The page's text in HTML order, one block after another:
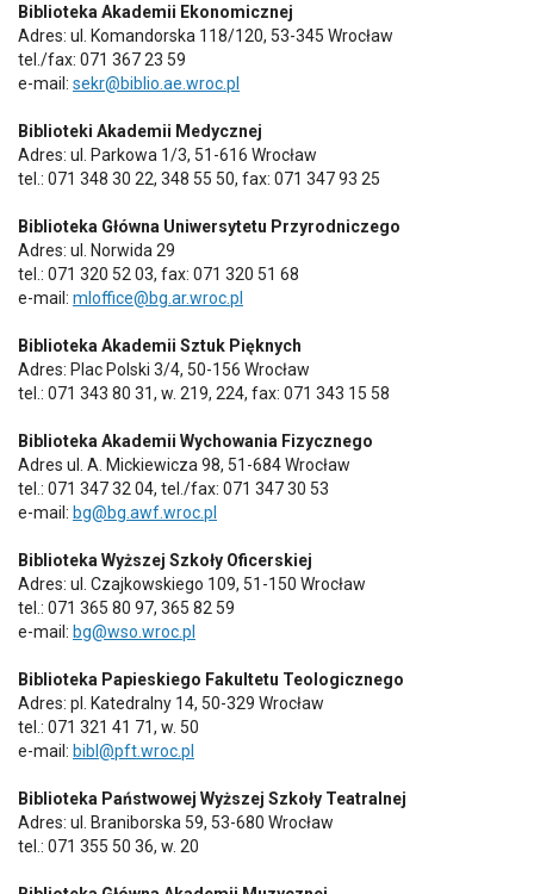
Biblioteka Akademii Ekonomicznej
Adres: ul. Komandorska 118/120, 53-345 Wrocław
tel./fax: 071 367 23 59
e-mail: sekr@biblio.ae.wroc.pl
Biblioteki Akademii Medycznej
Adres: ul. Parkowa 1/3, 51-616 Wrocław
tel.: 071 348 30 22, 348 55 50, fax: 071 347 93 25
Biblioteka Główna Uniwersytetu Przyrodniczego
Adres: ul. Norwida 29
tel.: 071 320 52 03, fax: 071 320 51 68
e-mail: mloffice@bg.ar.wroc.pl
Biblioteka Akademii Sztuk Pięknych
Adres: Plac Polski 3/4, 50-156 Wrocław
tel.: 071 343 80 31, w. 219, 224, fax: 071 343 15 58
Biblioteka Akademii Wychowania Fizycznego
Adres ul. A. Mickiewicza 98, 51-684 Wrocław
tel.: 071 347 32 04, tel./fax: 071 347 30 53
e-mail: bg@bg.awf.wroc.pl
Biblioteka Wyższej Szkoły Oficerskiej
Adres: ul. Czajkowskiego 109, 51-150 Wrocław
tel.: 071 365 80 97, 365 82 59
e-mail: bg@wso.wroc.pl
Biblioteka Papieskiego Fakultetu Teologicznego
Adres: pl. Katedralny 14, 50-329 Wrocław
tel.: 071 321 41 71, w. 50
e-mail: bibl@pft.wroc.pl
Biblioteka Państwowej Wyższej Szkoły Teatralnej
Adres: ul. Braniborska 59, 53-680 Wrocław
tel.: 071 355 50 36, w. 20